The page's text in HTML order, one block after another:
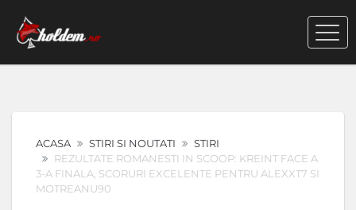
ACASA STIRI SI NOUTATI
STIRI
REZULTATE ROMANESTI IN SCOOP: KREINT FACE A
3-A FINALA, SCORURI EXCELENTE PENTRU ALEXXT7 SI
MOTREANU90